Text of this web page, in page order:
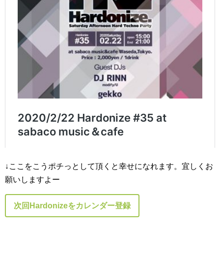
↓ここをこうポチっとして頂くと幸せになれます。宜しくお
願いしますよー
次回Hardonizeをカレンダー登録